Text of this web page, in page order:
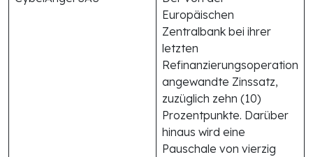
Europäischen
Zentralbank bei ihrer
letzten
Refinanzierungsoperation
angewandte Zinssatz,
zuzüglich zehn (10)
Prozentpunkte. Darüber
hinaus wird eine
Pauschale von vierzig